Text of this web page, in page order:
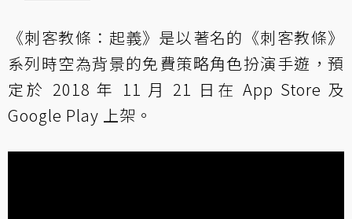
《刺客教條：起義》是以著名的《刺客教條》
系列時空為背景的免費策略角色扮演手遊，預
定於 2018 年 11 月 21 日在 App Store 及
Google Play 上架。